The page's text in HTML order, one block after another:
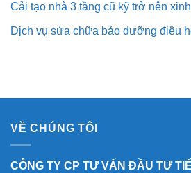
Cải tạo nhà 3 tầng cũ kỹ trở nên
Dịch vụ sửa chữa bảo dưỡng điều
VỀ CHÚNG TÔI
CÔNG TY CP TƯ VẤN ĐẦU TƯ